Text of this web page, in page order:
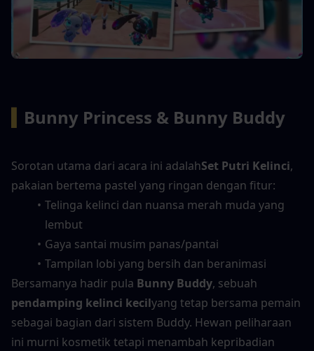
Bunny Princess & Bunny Buddy
Sorotan utama dari acara ini adalahSet Putri Kelinci,
pakaian bertema pastel yang ringan dengan fitur:
Telinga kelinci dan nuansa merah muda yang
lembut
Gaya santai musim panas/pantai
Tampilan lobi yang bersih dan beranimasi
Bersamanya hadir pula Bunny Buddy
pendamping kelinci kecilyang tetap bersama pemain
sebagai bagian dari sistem Buddy. Hewan peliharaan
ini murni kosmetik tetapi menambah kepribadian